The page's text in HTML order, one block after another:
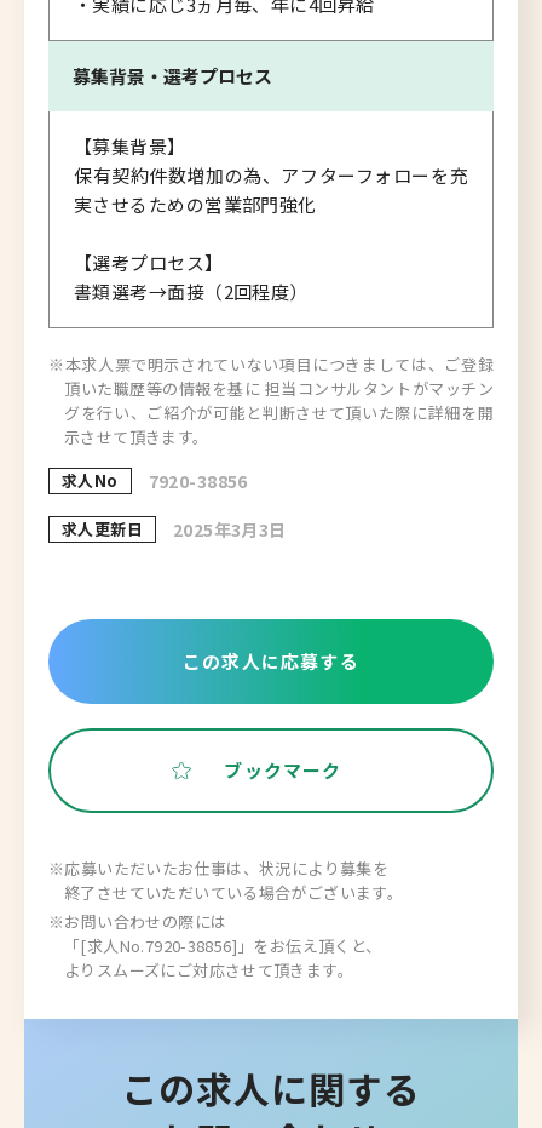
募集背景・ 選考プロセス
【募集背景】
保有契約件数増加の為、アフターフォローを充
実させるための営業部門強化
【選考プロセス】
書類選考→面接（2回程度）
※本求人票で明示されていない項目につきましては、ご登録
頂いた職歴等の情報を基に 担当コンサルタントがマッチン
グを行い、ご紹介が可能と判断させて頂いた際に詳細を開
示させて頂きます。
求人No
7920-38856
求人更新日 2025年3月3日
この求人に応募する
ブックマーク
※応募いただいたお仕事は、状況により募集を
終了させていただいている場合がございます。
※お問い合わせの際には
「[求人No.7920-38856]」をお伝え頂くと、
よりスムーズにご対応させて頂きます。
この求人に関する